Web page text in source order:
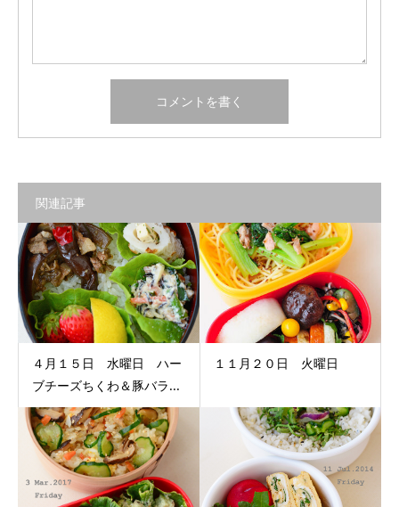
関連記事
４月１５日 水曜日 ハー
ブチーズちくわ＆豚バラ...
１１月２０日 火曜日